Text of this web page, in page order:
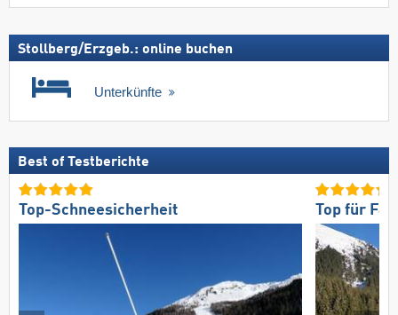
Stollberg/​Erzgeb.: online buchen
Unterkünfte
Best of Testberichte
Top-Schneesicherheit Top für